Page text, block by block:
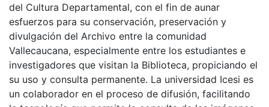
del Cultura Departamental, con el fin de aunar
esfuerzos para su conservación, preservación y
divulgación del Archivo entre la comunidad
Vallecaucana, especialmente entre los estudiantes e
investigadores que visitan la Biblioteca, propiciando el
su uso y consulta permanente. La universidad Icesi es
un colaborador en el proceso de difusión, facilitando